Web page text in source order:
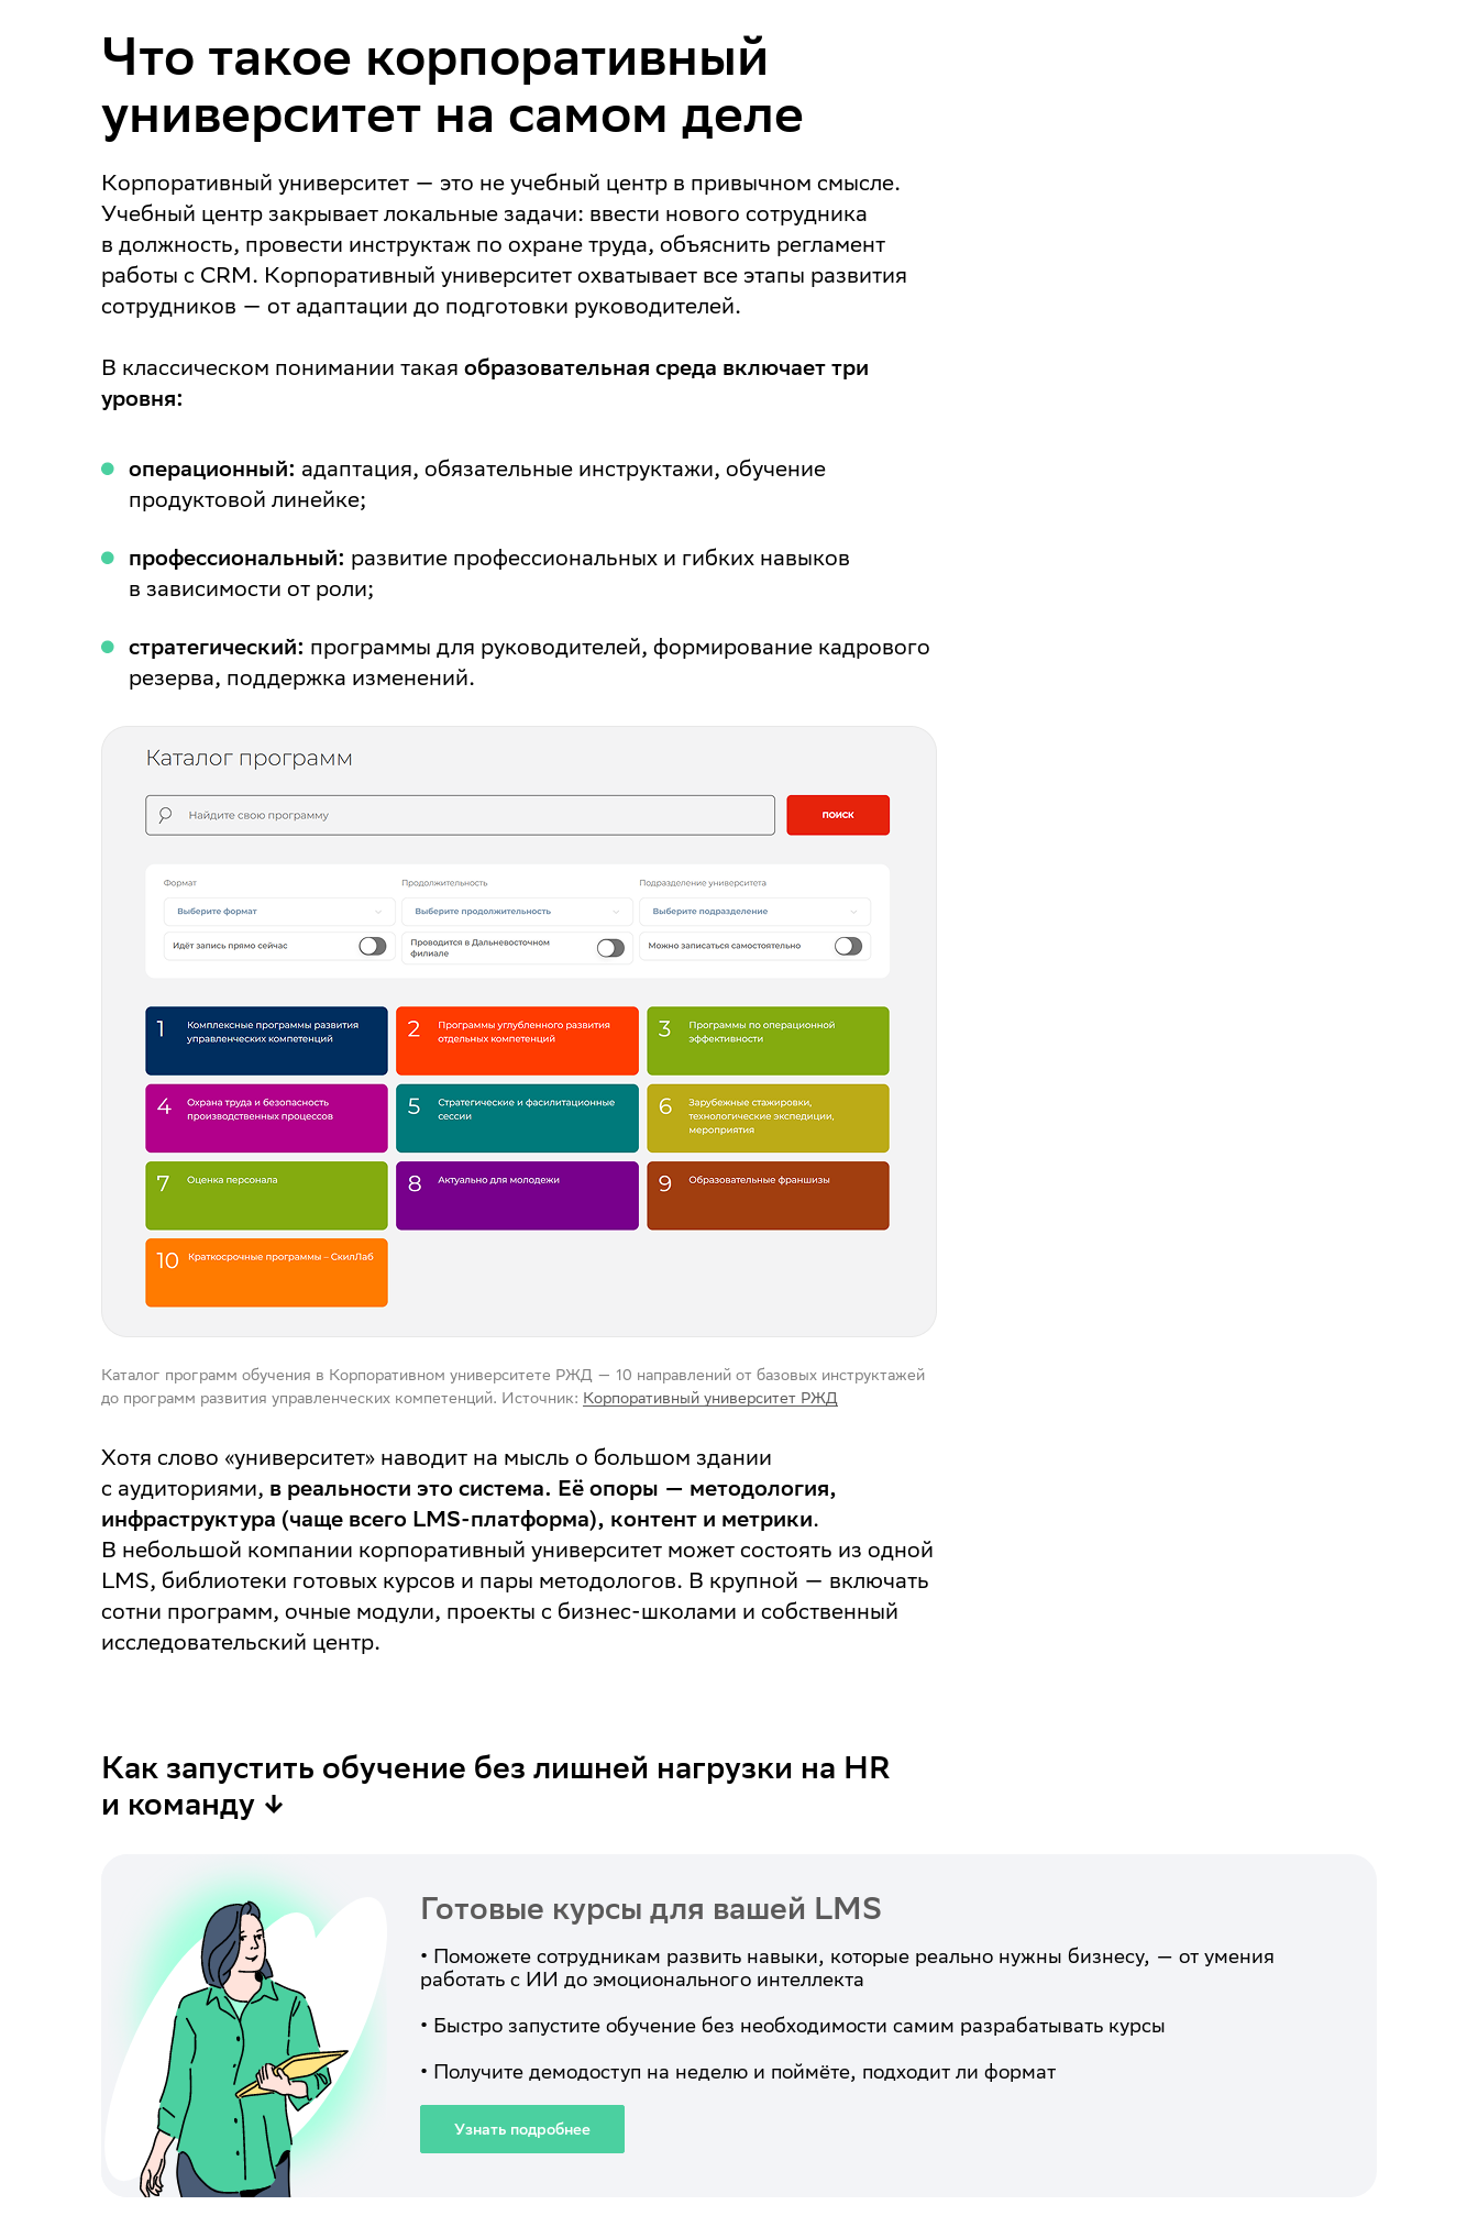
Что такое корпоративный
университет на самом деле
Корпоративный университет — это не учебный центр в привычном смысле.
Учебный центр закрывает локальные задачи: ввести нового сотрудника
в должность, провести инструктаж по охране труда, объяснить регламент
работы с CRM. Корпоративный университет охватывает все этапы развития
сотрудников — от адаптации до подготовки руководителей.
В классическом понимании такая образовательная среда включает три
уровня:
операционный: адаптация, обязательные инструктажи, обучение
продуктовой линейке;
профессиональный: развитие профессиональных и гибких навыков
в зависимости от роли;
стратегический: программы для руководителей, формирование кадрового
резерва, поддержка изменений.
Каталог программ обучения в Корпоративном университете РЖД — 10 направлений от базовых инструктажей
до программ развития управленческих компетенций. Источник: Корпоративный университет РЖД
Хотя слово «университет» наводит на мысль о большом здании
с аудиториями, в реальности это система. Её опоры — методология,
инфраструктура (чаще всего LMS-платформа), контент и метрики.
В небольшой компании корпоративный университет может состоять из одной
LMS, библиотеки готовых курсов и пары методологов. В крупной — включать
сотни программ, очные модули, проекты с бизнес-школами и собственный
исследовательский центр.
Как запустить обучение без лишней нагрузки на HR
и команду ↓
Готовые курсы для вашей LMS
• Поможете сотрудникам развить навыки, которые реально нужны бизнесу, — от умения
работать с ИИ до эмоционального интеллекта
• Быстро запустите обучение без необходимости самим разрабатывать курсы
• Получите демодоступ на неделю и поймёте, подходит ли формат
Узнать подробнее